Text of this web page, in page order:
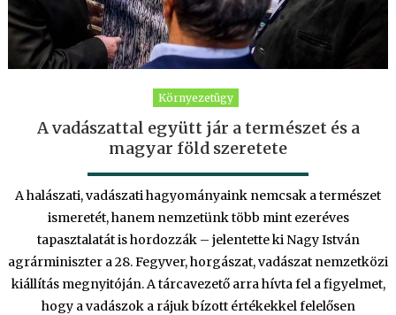
Környezetügy
A vadászattal együtt jár a természet és a
magyar föld szeretete
A halászati, vadászati hagyományaink nemcsak a természet
ismeretét, hanem nemzetünk több mint ezeréves
tapasztalatát is hordozzák – jelentette ki Nagy István
agrárminiszter a 28. Fegyver, horgászat, vadászat nemzetközi
kiállítás megnyitóján. A tárcavezető arra hívta fel a figyelmet,
hogy a vadászok a rájuk bízott értékekkel felelősen